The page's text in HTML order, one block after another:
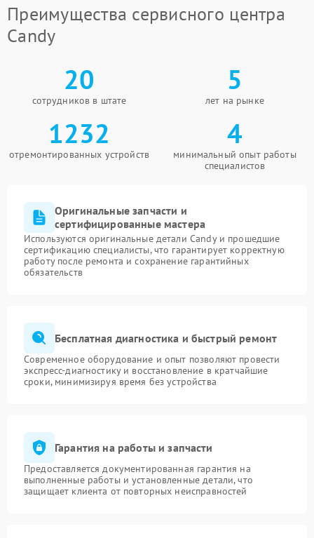
Преимущества сервисного центра
Candy
20
сотрудников в штате
5
лет на рынке
1232
отремонтированных устройств
4
минимальный опыт работы
специалистов
Оригинальные запчасти и
сертифицированные мастера
Используются оригинальные детали Candy и прошедшие
сертификацию специалисты, что гарантирует корректную
работу после ремонта и сохранение гарантийных
обязательств
Бесплатная диагностика и быстрый ремонт
Современное оборудование и опыт позволяют провести
экспресс-диагностику и восстановление в кратчайшие
сроки, минимизируя время без устройства
Гарантия на работы и запчасти
Предоставляется документированная гарантия на
выполненные работы и установленные детали, что
защищает клиента от повторных неисправностей